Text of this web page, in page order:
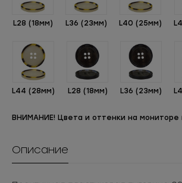
L28 (18мм) L36 (23мм) L40 (25мм)
L44 (28мм) L28 (18мм) L36 (23мм)
ВНИМАНИЕ! Цвета и оттенки на мониторе
Описание